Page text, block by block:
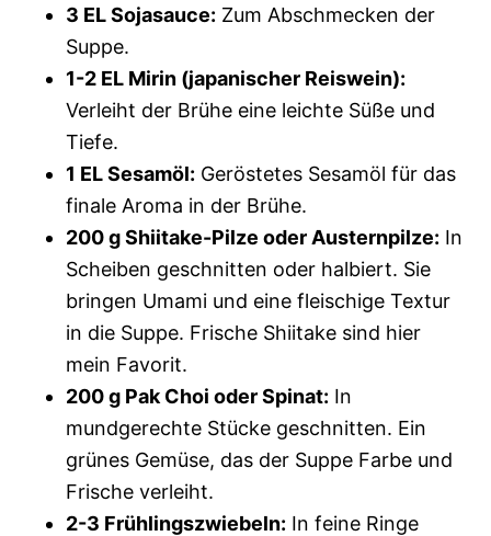
3 EL Sojasauce: Zum Abschmecken der
Suppe.
1-2 EL Mirin (japanischer Reiswein):
Verleiht der Brühe eine leichte Süße und
Tiefe.
1 EL Sesamöl: Geröstetes Sesamöl für das
finale Aroma in der Brühe.
200 g Shiitake-Pilze oder Austernpilze: In
Scheiben geschnitten oder halbiert. Sie
bringen Umami und eine fleischige Textur
in die Suppe. Frische Shiitake sind hier
mein Favorit.
200 g Pak Choi oder Spinat: In
mundgerechte Stücke geschnitten. Ein
grünes Gemüse, das der Suppe Farbe und
Frische verleiht.
2-3 Frühlingszwiebeln: In feine Ringe